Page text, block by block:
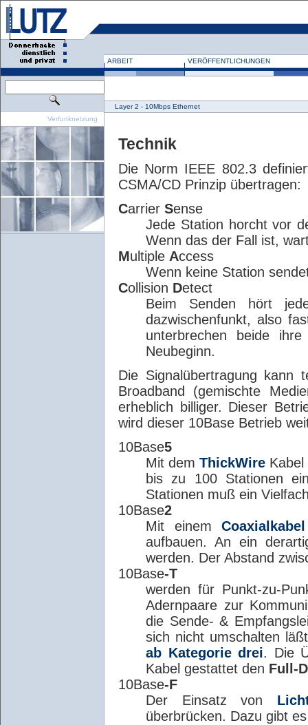
ARBEIT VERÖFFENTLICHUNGEN
Verfunknetzung
Layer 2 - 10Mbps Ethernet
Technik
Die Norm IEEE 802.3
CSMA/CD Prinzip übertragen:
Carrier Sense
Jede Station horcht vor
Wenn das der Fall ist,
Multiple Access
Wenn keine Station
Collision Detect
Beim Senden hört
dazwischenfunkt, also
unterbrechen beide
Neubeginn.
Die Signalübertragung kann
Broadband (gemischte
erheblich billiger. Dieser
wird dieser 10Base Betrieb
10Base5
Mit dem ThickWire
bis zu 100 Stationen
Stationen muß ein
10Base2
Mit einemCoaxialkabel
aufbauen. An ein
werden. Der Abstand
10Base-T
werden für Punkt-zu-
Adernpaare zur
die Sende- &
sich nicht umschalten
ab Kategorie drei. Die
Kabel gestattet den Full-
10Base-F
Der Einsatz von
überbrücken. Dazu gibt